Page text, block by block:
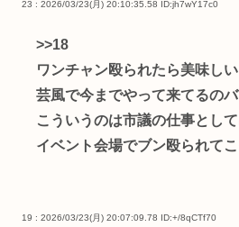
23 : 2026/03/23(月) 20:10:35.58 ID:jh7wY17c0
>>18
ワンチャン殴られたら美味し
芸風で今までやって来てるの
こういうのは市議の仕事とし
イベント会場でブン殴られて
19 : 2026/03/23(月) 20:07:09.78 ID:+/8qCTf70